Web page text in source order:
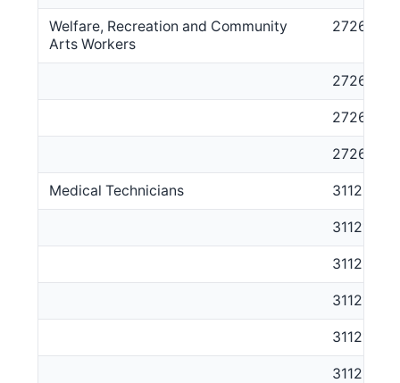
Welfare, Recreation and Community
Arts Workers
2726
272611
272612
272613
Medical Technicians 3112
311211
311212
311213
311214
311215